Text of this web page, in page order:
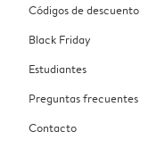
Códigos de descuento
Black Friday
Estudiantes
Preguntas frecuentes
Contacto